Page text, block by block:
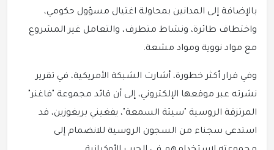
بالإضافة إلى المدانين بمحاولة اغتيال مسؤول حكومي،
واختطاف طائرة، ونشاط متطرف، والتعامل غير المشروع
مع مواد نووية ومواد مشعة.
وفي قرار أكثر خطورة، أشارت الشبكة الأمريكية، في تقرير
نشرته عبر موقعها الإلكتروني، إلى أن قائد مجموعة "فاغنر"
المرتزقة الروسية "سيئة السمعة"، يفغيني بريغوزين، قد
استدعى سجناء من السجون الروسية للانضمام إلى